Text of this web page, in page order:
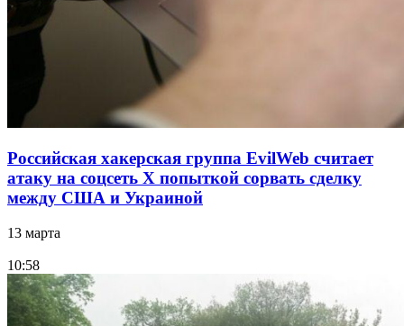
Российская хакерская группа EvilWeb считает
атаку на соцсеть Х попыткой сорвать сделку
между США и Украиной
13 марта
10:58